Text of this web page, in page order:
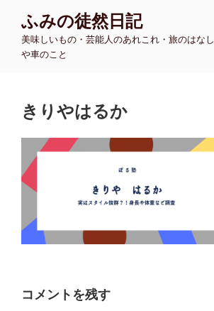
ふみの徒然日記
美味しいもの・芸能人のあれこれ・旅のはな
や車のこと
きりやはるか
コメントを残す